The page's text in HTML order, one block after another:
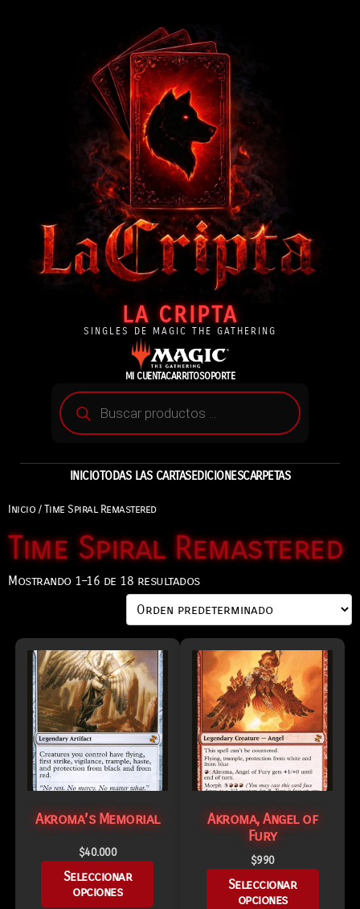
LA CRIPTA
SINGLES DE MAGIC THE GATHERING
MI CUENTACARRITOSOPORTE
INICIOTODAS LAS CARTASEDICIONESCARPETAS
Inicio / Time Spiral Remastered
Time Spiral Remastered
Mostrando 1–16 de 18 resultados
Akroma’s Memorial
$40.000
Seleccionar
opciones
Akroma, Angel of
Fury
$990
Seleccionar
opciones